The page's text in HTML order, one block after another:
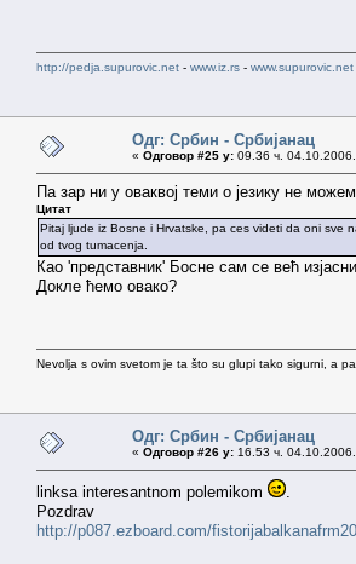
http://pedja.supurovic.net - www.iz.rs - www.supurovic.net
Одг: Србин - Србијанац
« Одговор #25 у: 09.36 ч.
Па зар ни у оваквој теми о језику не
Цитат
Pitaj ljude iz Bosne i Hrvatske, pa ces videti da oni sve
od tvog tumacenja.
Као 'представник' Босне сам се већ
Докле ћемо овако?
Nevolja s ovim svetom je ta što su glupi tako sigurni, a
Одг: Србин - Србијанац
« Одговор #26 у: 16.53 ч.
linksa interesantnom polemikom
Pozdrav
http://p087.ezboard.com/